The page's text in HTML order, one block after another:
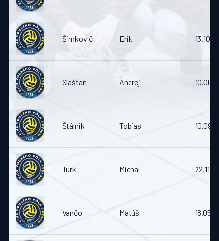
Šimkovič Erik
Slašťan Andrej
Štálnik Tobias
Turk Michal
Vančo Matúš